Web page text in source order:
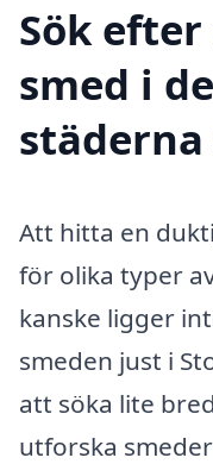
Sök
smed i
städerna
Att hitta en
för olika typer
kanske ligger
smeden just i
att söka lite
utforska